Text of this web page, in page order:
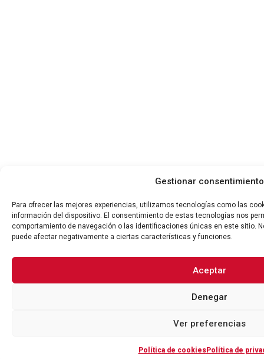
Gestionar consentimiento
Para ofrecer las mejores experiencias, utilizamos tecnologías como las
información del dispositivo. El consentimiento de estas tecnologías nos
comportamiento de navegación o las identificaciones únicas en este sitio.
puede afectar negativamente a ciertas características y funciones.
Aceptar
Denegar
Ver preferencias
Política de cookiesPolítica de